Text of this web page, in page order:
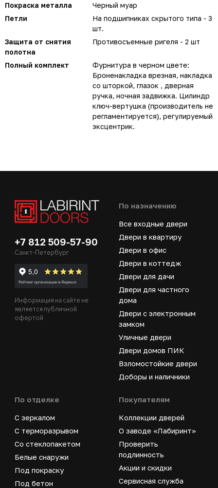
Покраска металла
Черный муар
Петли
На подшипниках скрытого типа - 3
шт.
Защита от снятия
полотна
Противосъемные ригеля - 2 шт
Полный комплект
Фурнитура в черном цвете:
Броненакладка врезная, накладка
со шторкой, глазок , дверная
ручка, ночная задвижка. Цилиндр
ключ-вертушка (производитель не
регламентируется), регулируемый
эксцентрик.
+7 812 509-57-90
Санкт-Петербург
Информация на сайте не
является публичной
офертой
По назначению
Все входные двери
Двери в квартиру
Двери в офис
Двери в коттедж
Двери для дачи
Двери для частного
дома
Двери с электронным
замком
Уличные двери
Двери домов ПИК
Взломостойкие двери
Доборы и наличники
По отделке
С зеркалом
С терморазрывом
Со стеклопакетом
Белые снаружи
Под покраску
Под бетон
Покупателям
Коллекции дверей
О заводе «Лабиринт»
Проверить
подлинность
Акции и скидки
Сервисная служба